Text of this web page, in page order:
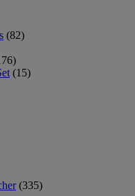
(82)
(15)
(335)